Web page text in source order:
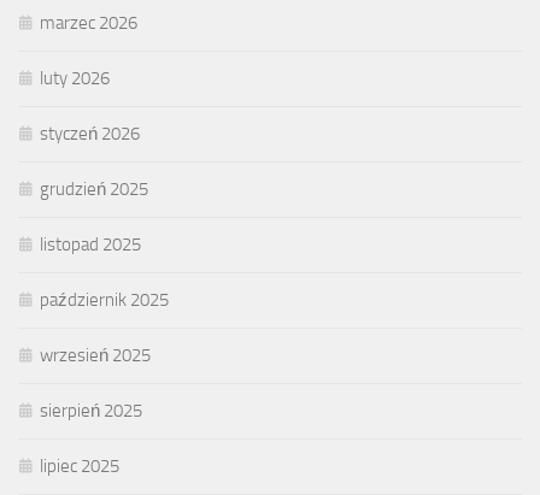
marzec 2026
luty 2026
styczeń 2026
grudzień 2025
listopad 2025
październik 2025
wrzesień 2025
sierpień 2025
lipiec 2025